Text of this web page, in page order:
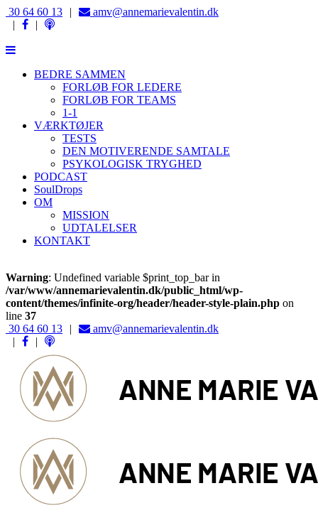
‭30 64 60 13‬ |
‭amv@annemarievalentin.dk
|
|
BEDRE SAMMEN
FORLØB FOR LEDERE
FORLØB FOR TEAMS
1-1
VÆRKTØJER
TESTS
DEN MOTIVERENDE SAMTALE
PSYKOLOGISK TRYGHED
PODCAST
SoulDrops
OM
MISSION
UDTALELSER
KONTAKT
Warning: Undefined variable $print_top_bar in
/var/www/annemarievalentin.dk/public_html/wp-
content/themes/infinite-org/header/header-style-plain.php on
line 37
‭30 64 60 13‬
|
‭amv@annemarievalentin.dk
|
|